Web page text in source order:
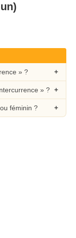
» ?
» ?
féminin ?